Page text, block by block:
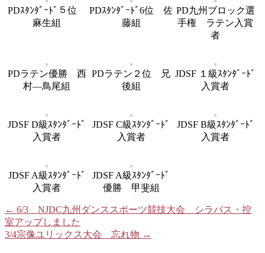
PDｽﾀﾝﾀﾞｰﾄﾞ５位
麻生組
PDｽﾀﾝﾀﾞｰﾄﾞ6位 佐
藤組
PD九州ブロック選
手権 ラテン入賞
者
PDラテン優勝 西
村―鳥尾組
PDラテン２位 兄
後組
JDSF １級ｽﾀﾝﾀﾞｰﾄﾞ
入賞者
JDSF D級ｽﾀﾝﾀﾞｰﾄﾞ
入賞者
JDSF C級ｽﾀﾝﾀﾞｰﾄﾞ
入賞者
JDSF B級ｽﾀﾝﾀﾞｰﾄﾞ
入賞者
JDSF A級ｽﾀﾝﾀﾞｰﾄﾞ
入賞者
JDSF A級ｽﾀﾝﾀﾞｰﾄﾞ
優勝 甲斐組
← 6/3 NJDC九州ダンススポーツ競技大会 シラバス・控
室アップしました
3/4宗像ユリックス大会 忘れ物 →